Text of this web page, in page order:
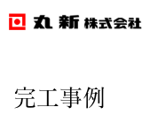
完工事例